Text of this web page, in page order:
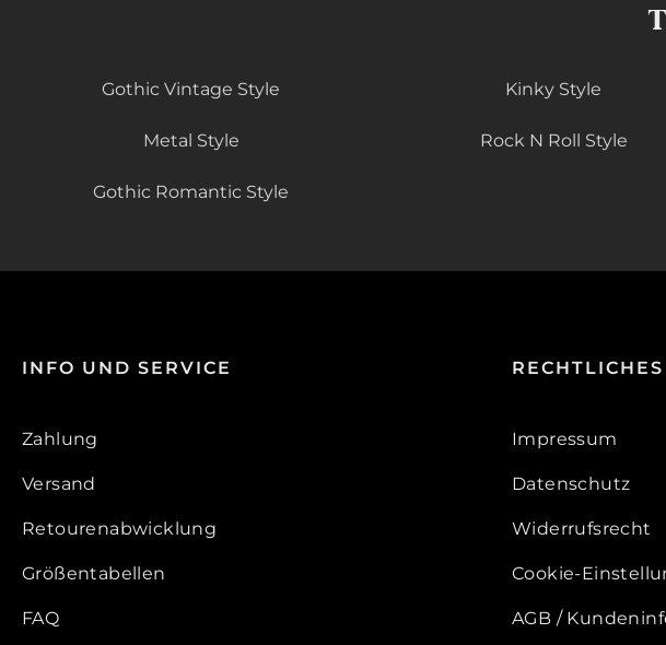
Gothic Vintage Style Kinky Style
Metal Style Rock N Roll Style
Gothic Romantic Style
INFO UND SERVICE
Zahlung
Versand
Retourenabwicklung
Größentabellen
FAQ
RECHTLICHES
Impressum
Datenschutz
Widerrufsrecht
Cookie-
AGB /